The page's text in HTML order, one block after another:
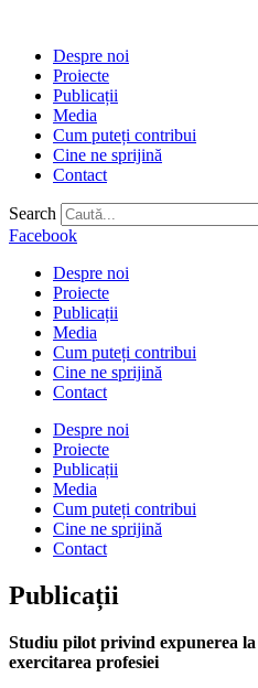
Despre noi
Proiecte
Publicații
Media
Cum puteți contribui
Cine ne sprijină
Contact
Search
Facebook
Despre noi
Proiecte
Publicații
Media
Cum puteți contribui
Cine ne sprijină
Contact
Despre noi
Proiecte
Publicații
Media
Cum puteți contribui
Cine ne sprijină
Contact
Publicații
Studiu pilot privind expunerea
exercitarea profesiei